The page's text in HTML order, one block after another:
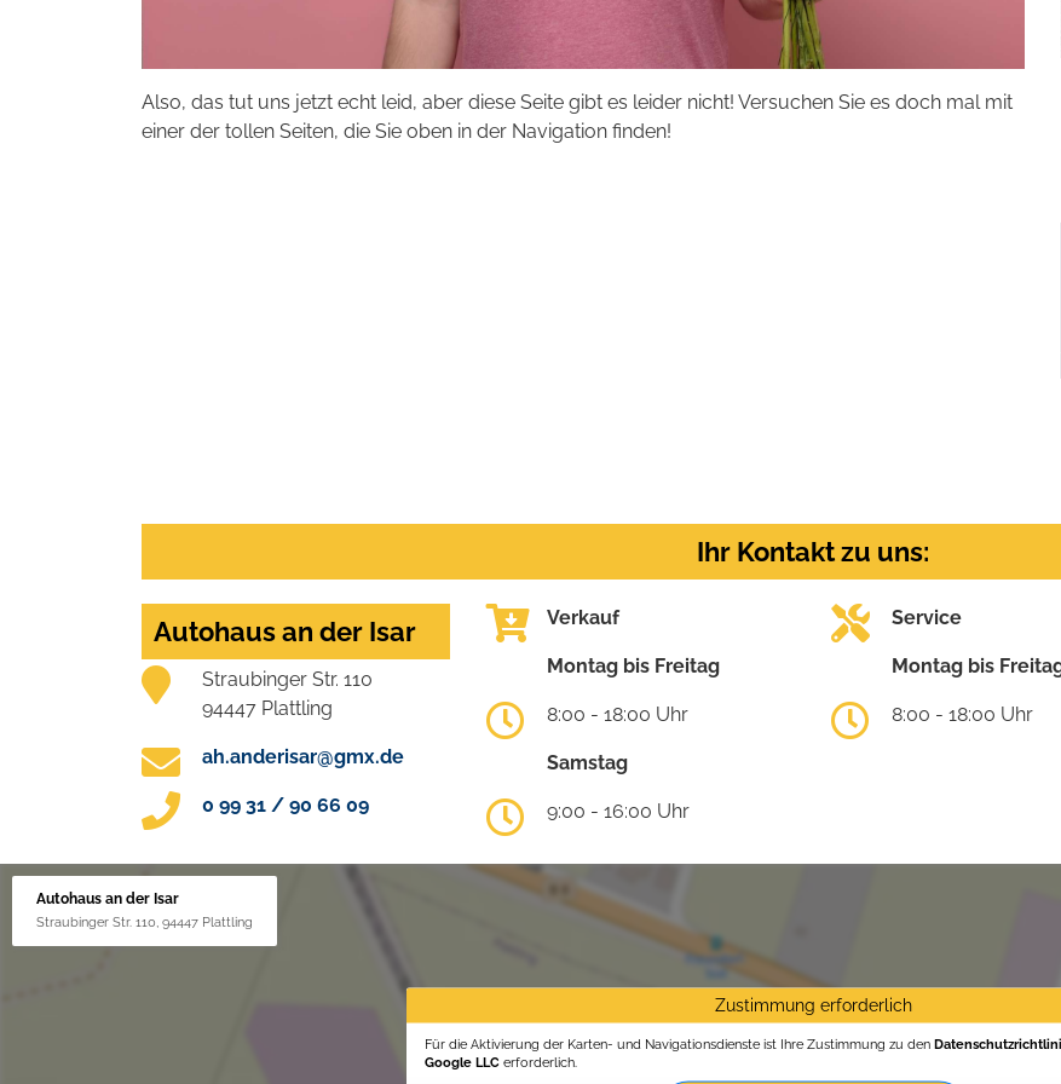
Also, das tut uns jetzt echt leid, aber diese Seite gibt es leider nicht! Versuchen Sie es doch mal mit
einer der tollen Seiten, die Sie oben in der Navigation finden!
Ihr Kontakt zu uns:
Autohaus an der Isar
Straubinger Str. 110
94447 Plattling
ah.anderisar@gmx.de
0 99 31 / 90 66 09
Verkauf
Montag bis Freitag
8:00 - 18:00 Uhr
Samstag
9:00 - 16:00 Uhr
Service
Montag bis
8:00 - 18:00 Uhr
Autohaus an der Isar
Straubinger Str. 110, 94447 Plattling
Zustimmung erforderlich
Für die Aktivierung der Karten- und Navigationsdienste ist Ihre Zustimmung zu den
Google LLC erforderlich.